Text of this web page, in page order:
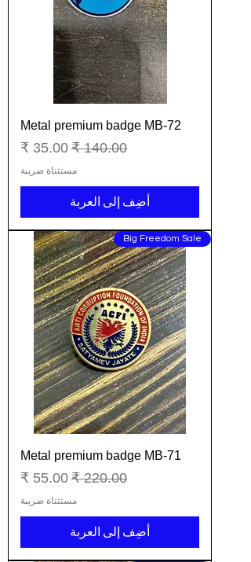
Metal premium badge MB-72
سعر عاديسعر البيع
مستثناة ضريبة
أضِف إلى العربة
Big Freedom Sale
Metal premium badge MB-71
سعر عاديسعر البيع
مستثناة ضريبة
أضِف إلى العربة